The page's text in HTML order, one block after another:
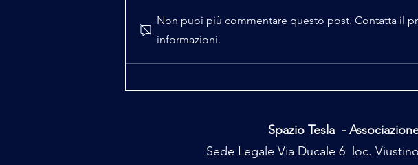
Majorana e Pelizza il Codice
Non puoi più commentare questo post. Contatta il
informazioni.
Spazio Tesla -
Sede Legale Via Ducale 6 loc.